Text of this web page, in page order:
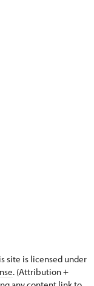
site is licensed under
. (Attribution +